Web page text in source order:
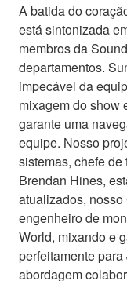
A batida do
está sintonizada
membros da
departamentos.
impecável da
mixagem do show
garante uma
equipe. Nosso
sistemas, chefe
Brendan Hines,
atualizados,
engenheiro de
World, mixando e
perfeitamente
abordagem